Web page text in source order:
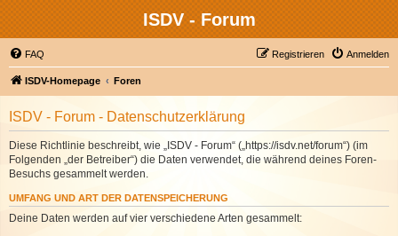
ISDV - Forum
FAQ Anmelden
Registrieren
ISDV-Homepage Foren
ISDV - Forum - Datenschutzerklärung
Diese Richtlinie beschreibt, wie „ISDV - Forum“ („https://isdv.net/forum“) (im
Folgenden „der Betreiber“) die Daten verwendet, die während deines Foren-
Besuchs gesammelt werden.
UMFANG UND ART DER DATENSPEICHERUNG
Deine Daten werden auf vier verschiedene Arten gesammelt: